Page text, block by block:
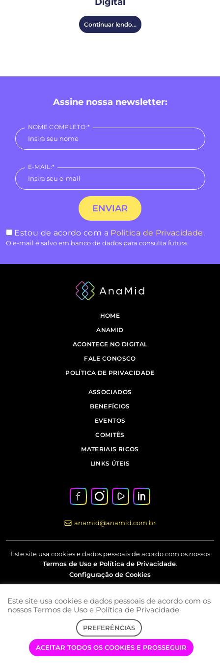
Continuar lendo...
Assine nossa newsletter:
NOME COMPLETO:*
E-MAIL:*
Estou de acordo com a Política de Privacidade.
O e-mail é salvo em banco de dados para consulta futura.
HOME
ANAMID
ACONTECE NO DIGITAL
FALE CONOSCO
POLÍTICA DE PRIVACIDADE
ASSOCIADOS
BENEFÍCIOS
EVENTOS
COMITÊS
MATERIAIS RICOS
LINKS ÚTEIS
anamid@anamid.com.br
Este site usa cookies e dados pessoais de acordo com os nossos
Termos de Uso e Política de Privacidade.
Configuração de Cookies
Av Marquês de São Vicente, nº 230 – 18º andar – Barra Funda –
COPYRIGHT © 2022 | ANAMID | TODOS OS DIREITOS RESERVADOS
Este site usa cookies e dados pessoais de acordo com os
nossos Termos de Uso e Política de Privacidade.
PREFERÊNCIAS
ACEITAR TODOS OS COOKIES E PROSSEGUIR